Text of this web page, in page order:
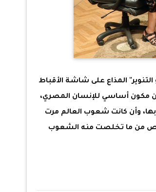
المذاع على شاشة الأقباط
مكون أساسي للإنسان المصري،
وأن كانت شعوب العالم مرت
من ما تخلصت منه الشعوب